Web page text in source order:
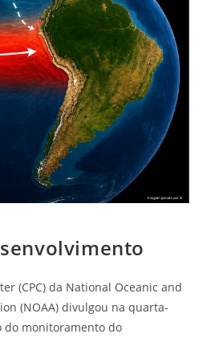
(CPC) da National Oceanic and
(NOAA) divulgou na quarta-
do monitoramento do